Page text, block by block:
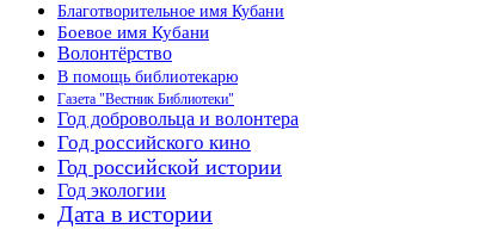
Благотворительное имя Кубани
Боевое имя Кубани
Волонтёрство
В помощь библиотекарю
Газета "Вестник Библиотеки"
Год добровольца и волонтера
Год российского кино
Год российской истории
Год экологии
Дата в истории